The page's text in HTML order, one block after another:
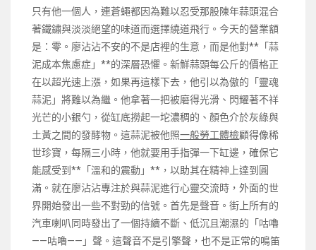
只有他一個人，連蒼蠅都因為難以忍受那股陳年蒜頭混合
著鐵鏽與淡淡絕望的味道而選擇繞道飛行。今天的營業額
是：零。廖沾沾不安的不是店裡的生意，而是他對**「蒜
泥成本焦慮症」**的深層恐懼。新鮮蒜頭每公斤的價格正
在以超光速上漲，如果再這樣下去，他引以為傲的「靈魂
蒜泥」將難以為繼。他拿著一把被磨得光滑、閃耀著不祥
光芒的小銀勺，從缸底撈起一坨濃稠的、顏色介於灰綠與
土黃之間的發酵物。這蒜泥被他照一般勞工體檢顧得像稀
世珍寶，每隔三小時，他就要用手指彈一下缸邊，確保它
能感受到**「溫和的震動」**，以助其在精神上達到圓
滿。就在廖沾沾專注於與蒜泥進行心靈交流時，外面的世
界開始發出一些不對勁的信號。首先是聲音。街上所有的
汽車喇叭同時發出了一個持續不斷、低沉且潮濕的「咕嚕
——咕嚕——」聲。這聲音不是引擎聲，也不是正常的鳴笛